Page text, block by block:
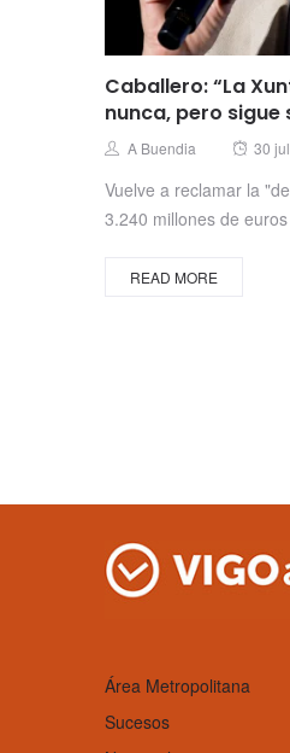
Caballero: “La
nunca, pero sigue
Author
A Buendia 30
Vuelve a reclamar la
3.240 millones de euros
READ MORE
Área Metropolitana
Sucesos